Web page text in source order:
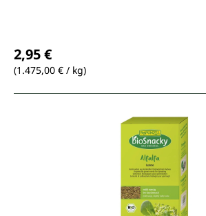
2,95 €
(1.475,00 € / kg)